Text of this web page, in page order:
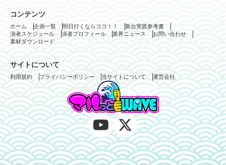
コンテンツ
ホーム 企画一覧 明日行くならココ！！
新台実践参考書
演者スケジュール
演者プロフィール 業界ニュース
お問い合わせ
素材ダウンロード
サイトについて
利用規約 プライバシーポリシー 当サイトについて 運営会社